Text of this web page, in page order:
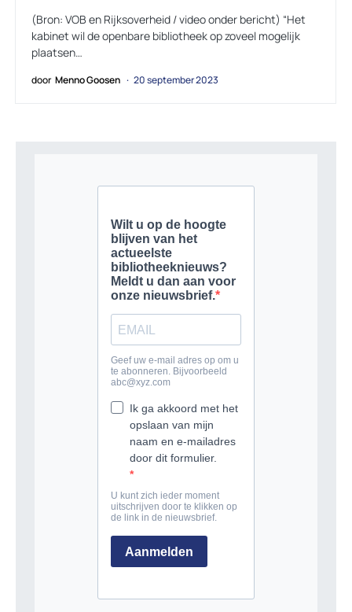
(Bron: VOB en Rijksoverheid / video onder bericht) “Het
kabinet wil de openbare bibliotheek op zoveel mogelijk
plaatsen…
door Menno Goosen 20 september 2023